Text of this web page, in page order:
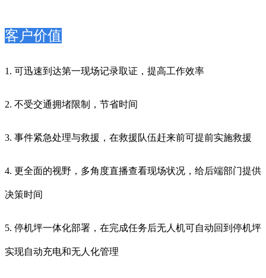
客户价值
1. 可迅速到达第一现场记录取证，提高工作效率
2. 不受交通拥堵限制，节省时间
3. 事件紧急处理与救援，在救援队伍赶来前可提前实施救援
4. 更全面的视野，多角度直播查看现场状况，给后端部门提供
决策时间
5. 停机坪一体化部署，在完成任务后无人机可自动回到停机坪
实现自动充电和无人化管理